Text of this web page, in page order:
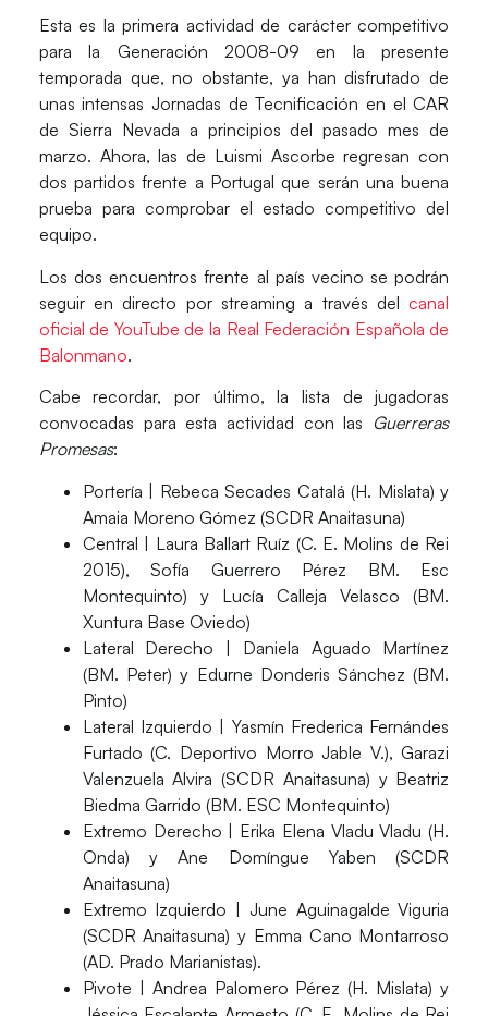
Esta es la primera actividad de carácter competitivo
para la Generación 2008-09 en la presente
temporada que, no obstante, ya han disfrutado de
unas intensasJornadas de Tecnificación en elCAR
de Sierra Nevada a principios del pasado mes de
marzo. Ahora, las de Luismi Ascorbe regresan con
dos partidos frente a Portugal que serán una buena
prueba para comprobar el estado competitivo del
equipo.
Los dos encuentros frente al país vecino se podrán
seguir en directo por streaming a través delcanal
oficial de YouTube de la Real Federación Española de
Balonmano.
Cabe recordar, por último, la lista de jugadoras
convocadas para esta actividad con las Guerreras
Promesas:
Portería | Rebeca Secades Catalá (H. Mislata) y
Amaia Moreno Gómez (SCDR Anaitasuna)
Central | Laura Ballart Ruíz (C. E. Molins de Rei
2015), Sofía Guerrero Pérez BM. Esc
Montequinto) y Lucía Calleja Velasco (BM.
Xuntura Base Oviedo)
Lateral Derecho | Daniela Aguado Martínez
(BM. Peter) y Edurne Donderis Sánchez (BM.
Pinto)
Lateral Izquierdo | Yasmín Frederica Fernándes
Furtado (C. Deportivo Morro Jable V.), Garazi
Valenzuela Alvira (SCDR Anaitasuna) y Beatriz
Biedma Garrido (BM. ESC Montequinto)
Extremo Derecho | Erika Elena Vladu Vladu (H.
Onda) y Ane Domíngue Yaben (SCDR
Anaitasuna)
Extremo Izquierdo | June Aguinagalde Viguria
(SCDR Anaitasuna) y Emma Cano Montarroso
(AD. Prado Marianistas).
Pivote | Andrea Palomero Pérez (H. Mislata) y